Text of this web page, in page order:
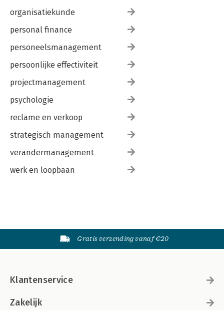
organisatiekunde
personal finance
personeelsmanagement
persoonlijke effectiviteit
projectmanagement
psychologie
reclame en verkoop
strategisch management
verandermanagement
werk en loopbaan
Gratis verzending vanaf €20
Klantenservice
Zakelijk